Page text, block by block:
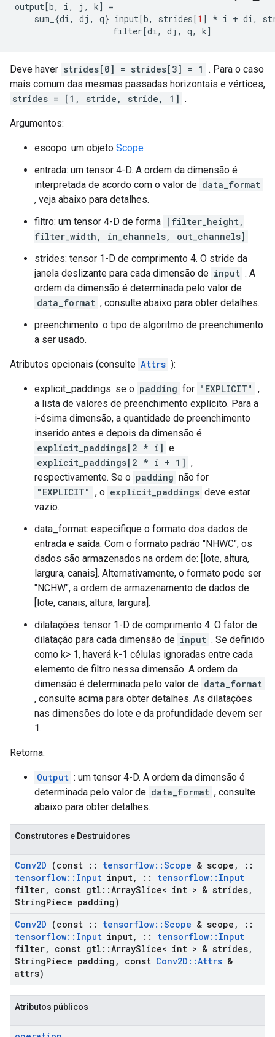
output[b, i, j , k]
=
sum_ {di, dj , q} input[b, strides[1 ] * i + di,
filter[di, dj , q, k]
Deve haver strides[0] = strides[3] = 1 . Para o caso
mais comum das mesmas passadas horizontais e vértices,
strides = [1, stride, stride, 1] .
Argumentos:
escopo: um objeto Scope
entrada: um tensor 4-D. A ordem da dimensão é
interpretada de acordo com o valor de data_format
, veja abaixo para detalhes.
filtro: um tensor 4-D de forma [filter_height,
filter_width, in_channels, out_channels]
strides: tensor 1-D de comprimento 4. O stride da
janela deslizante para cada dimensão de input . A
ordem da dimensão é determinada pelo valor de
data_format , consulte abaixo para obter detalhes.
preenchimento: o tipo de algoritmo de preenchimento
a ser usado.
Atributos opcionais (consulte Attrs ):
explicit_paddings: se o padding for "EXPLICIT" ,
a lista de valores de preenchimento explícito. Para a
i-ésima dimensão, a quantidade de preenchimento
inserido antes e depois da dimensão é
explicit_paddings[2 * i] e
explicit_paddings[2 * i + 1] ,
respectivamente. Se o padding não for
"EXPLICIT" , o explicit_paddings deve estar
vazio.
data_format: especifique o formato dos dados de
entrada e saída. Com o formato padrão "NHWC", os
dados são armazenados na ordem de: [lote, altura,
largura, canais]. Alternativamente, o formato pode ser
"NCHW", a ordem de armazenamento de dados de:
[lote, canais, altura, largura].
dilatações: tensor 1-D de comprimento 4. O fator de
dilatação para cada dimensão de input . Se definido
como k> 1, haverá k-1 células ignoradas entre cada
elemento de filtro nessa dimensão. A ordem da
dimensão é determinada pelo valor de data_format
, consulte acima para obter detalhes. As dilatações
nas dimensões do lote e da profundidade devem ser
1.
Retorna:
Output : um tensor 4-D. A ordem da dimensão é
determinada pelo valor de data_format , consulte
abaixo para obter detalhes.
Construtores e Destruidores
Conv2D (const :: tensorflow::Scope & scope ,
::
tensorflow:: Input input, :: tensorflow:: Input
filter, const gtl ::ArraySlice< int > & strides,
StringPiece padding)
Conv2D (const :: tensorflow::Scope & scope ,
::
tensorflow:: Input input, :: tensorflow:: Input
filter, const gtl ::ArraySlice< int > & strides,
StringPiece padding , const Conv2D ::Attrs &
attrs)
Atributos públicos